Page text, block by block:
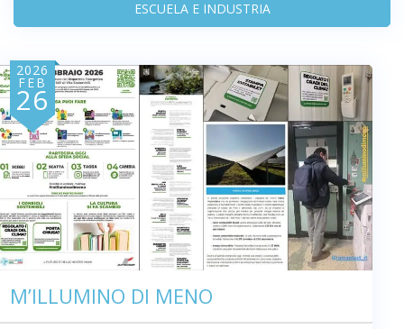
ESCUELA E INDUSTRIA
2026
FEB
26
M’ILLUMINO DI MENO